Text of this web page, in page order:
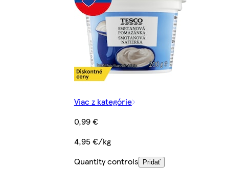
Viac z kategórie
0,99 €
4,95 €/kg
Quantity controls
Pridať